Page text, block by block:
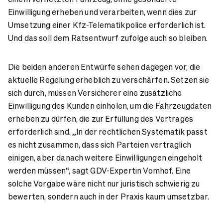
Einwilligung erheben und verarbeiten, wenn dies zur
Umsetzung einer Kfz-Telematikpolice erforderlich ist.
Und das soll dem Ratsentwurf zufolge auch so bleiben.
Die beiden anderen Entwürfe sehen dagegen vor, die
aktuelle Regelung erheblich zu verschärfen. Setzen sie
sich durch, müssen Versicherer eine zusätzliche
Einwilligung des Kunden einholen, um die Fahrzeugdaten
erheben zu dürfen, die zur Erfüllung des Vertrages
erforderlich sind. „In der rechtlichen Systematik passt
es nicht zusammen, dass sich Parteien vertraglich
einigen, aber danach weitere Einwilligungen eingeholt
werden müssen“, sagt GDV-Expertin Vomhof. Eine
solche Vorgabe wäre nicht nur juristisch schwierig zu
bewerten, sondern auch in der Praxis kaum umsetzbar.